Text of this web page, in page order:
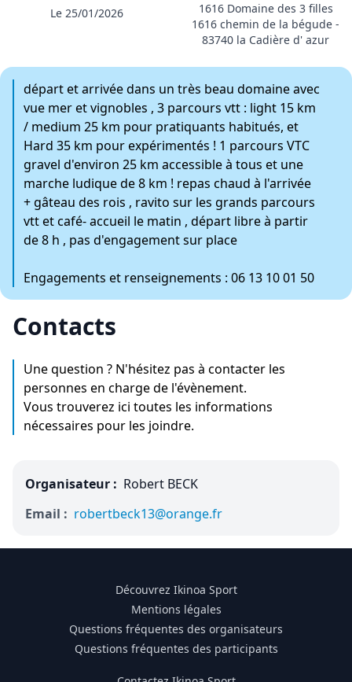
Le 25/01/2026
1616 Domaine des 3 filles
1616 chemin de la bégude -
83740 la Cadière d' azur
départ et arrivée dans un très beau domaine avec
vue mer et vignobles , 3 parcours vtt : light 15 km
/ medium 25 km pour pratiquants habitués, et
Hard 35 km pour expérimentés ! 1 parcours VTC
gravel d'environ 25 km accessible à tous et une
marche ludique de 8 km ! repas chaud à l'arrivée
+ gâteau des rois , ravito sur les grands parcours
vtt et café- accueil le matin , départ libre à partir
de 8 h , pas d'engagement sur place
Engagements et renseignements : 06 13 10 01 50
Contacts
Une question ? N'hésitez pas à contacter les
personnes en charge de l'évènement.
Vous trouverez ici toutes les informations
nécessaires pour les joindre.
Organisateur : Robert BECK
Email : robertbeck13@orange.fr
Découvrez Ikinoa Sport
Mentions légales
Questions fréquentes des organisateurs
Questions fréquentes des participants